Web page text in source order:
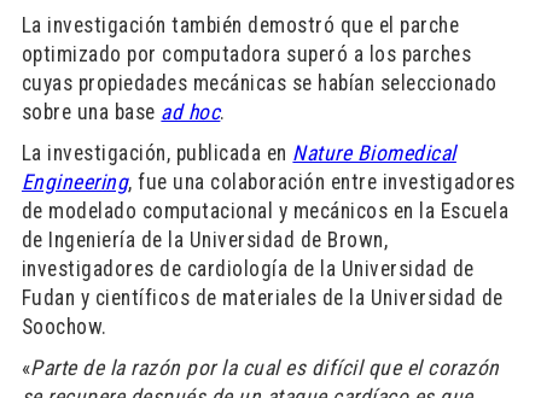
La investigación también demostró que el parche
optimizado por computadora superó a los parches
cuyas propiedades mecánicas se habían seleccionado
sobre una base ad hoc.
La investigación, publicada en Nature Biomedical
Engineering, fue una colaboración entre investigadores
de modelado computacional y mecánicos en la Escuela
de Ingeniería de la Universidad de Brown,
investigadores de cardiología de la Universidad de
Fudan y científicos de materiales de la Universidad de
Soochow.
«Parte de la razón por la cual es difícil que el corazón